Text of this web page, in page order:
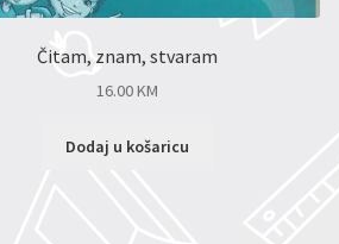
Čitam, znam, stvaram
16.00KM
Dodaj u košaricu